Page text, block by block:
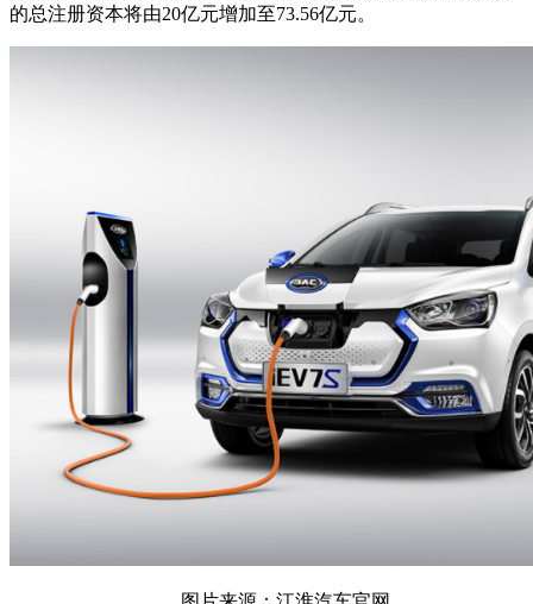
的总注册资本将由20亿元增加至73.56亿元。